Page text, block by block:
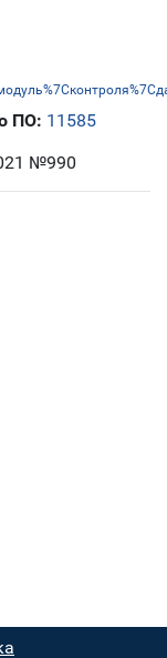
ПО: 11585
№990